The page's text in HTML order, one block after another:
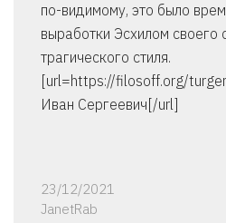
по-видимому, это было
выработки Эсхилом своего
трагического стиля.
[url=https://filosoff.org/
Иван Сергеевич[/url]
23/12/2021
JanetRab